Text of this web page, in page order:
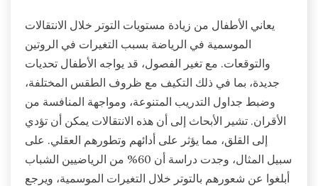
يعاني الأطفال من زيادة مستويات التوتر خلال الانتقالات
الموسمية في الرياضة بسبب التغيرات في الروتين
والتوقعات. مع تغير الفصول، قد يواجه الأطفال تحديات
جديدة، بما في ذلك التكيف مع ظروف الطقس المختلفة،
وضبط جداول التدريب المتنوعة، ومواجهة المنافسة من
الأقران. تشير الأبحاث إلى أن هذه الانتقالات يمكن أن تؤدي
إلى القلق، مما يؤثر على أدائهم وتطورهم العقلي. على
سبيل المثال، وجدت دراسة أن 60% من الرياضيين الشباب
أبلغوا عن شعورهم بالتوتر خلال التغيرات الموسمية، ويرجع